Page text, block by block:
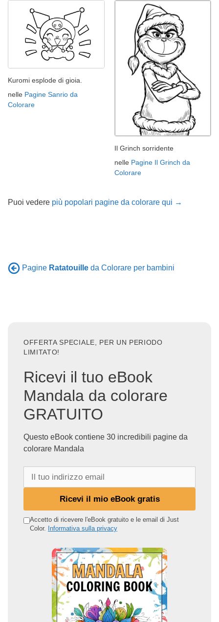
Kuromi esplode di gioia.
nelle Pagine Sanrio da
Colorare
Il Grinch sorridente
nelle Pagine Il Grinch da
Colorare
Puoi vedere più popolari pagine da colorare qui →
Pagine Ratatouille da Colorare per bambini
OFFERTA SPECIALE, PER UN PERIODO
LIMITATO!
Ricevi il tuo eBook
Mandala da colorare
GRATUITO
Questo eBook contiene 30 incredibili pagine da
colorare Mandala
o
Ricevi il mio eBook gratis
Accetto di ricevere l'eBook gratuito e le email di Just
Color. Informativa sulla privacy